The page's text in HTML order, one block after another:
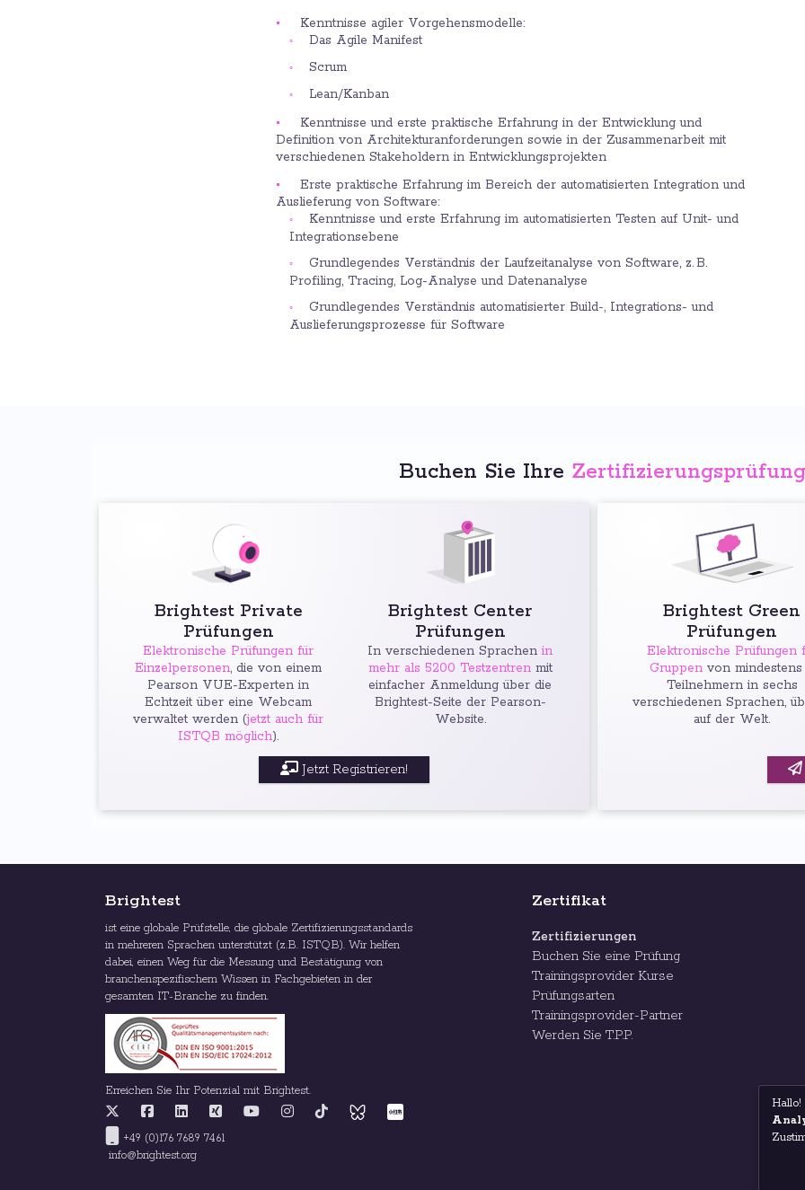
Kenntnisse agiler Vorgehensmodelle:
Das Agile Manifest
Scrum
Lean/Kanban
Kenntnisse und erste praktische Erfahrung in der Entwicklung und
Definition von Architekturanforderungen sowie in der Zusammenarbeit mit
verschiedenen Stakeholdern in Entwicklungsprojekten
Erste praktische Erfahrung im Bereich der automatisierten Integration und
Auslieferung von Software:
Kenntnisse und erste Erfahrung im automatisierten Testen auf Unit- und
Integrationsebene
Grundlegendes Verständnis der Laufzeitanalyse von Software, z. B.
Profiling, Tracing, Log-Analyse und Datenanalyse
Grundlegendes Verständnis automatisierter Build-, Integrations- und
Auslieferungsprozesse für Software
Buchen Sie Ihre Zertifizierungsprüfung
Brightest Private
Prüfungen
Elektronische Prüfungen für
Einzelpersonen, die von einem
Pearson VUE-Experten in
Echtzeit über eine Webcam
verwaltet werden (jetzt auch für
ISTQB möglich).
Brightest Center
Prüfungen
In verschiedenen Sprachen in
mehr als 5200 Testzentrenmit
einfacher Anmeldung über die
Brightest-Seite der Pearson-
Website.
Jetzt Registrieren!
Brightest Green
Prüfungen
Elektronische Prüfungen
Gruppen von
Teilnehmern in sechs
verschiedenen Sprachen,
auf der Welt.
Brightest
ist eine globale Prüfstelle, die globale Zertifizierungsstandards
in mehreren Sprachen unterstützt (z.B. ISTQB). Wir helfen
dabei, einen Weg für die Messung und Bestätigung von
branchenspezifischem Wissen in Fachgebieten in der
gesamten IT-Branche zu finden.
Erreichen Sie Ihr Potenzial mit Brightest.
+49 (0)176 7689 7461
info@brightest.org
Zertifikat
Zertifizierungen
Buchen Sie eine Prüfung
Trainingsprovider Kurse
Prüfungsarten
Trainingsprovider-Partner
Werden Sie T.P.P.